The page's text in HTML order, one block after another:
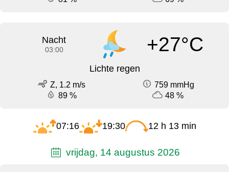
Nacht
03:00 +27°C
Lichte regen
Z, 1.2 m/s
759 mmHg
89 %
48 %
07:16 19:30 12 h 13 min
vrijdag, 14 augustus 2026